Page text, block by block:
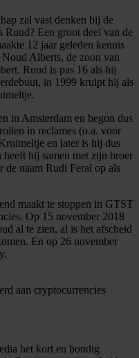
zal vast denken bij de
Ruud? Een groot deel van de
12 jaar geleden kennis
Alberts, de zoon van
Ruud is pas 16 als hij
in 1999 kruipt hij als
in Amsterdam en begon dus
in reclames (o.a. voor
en later is hij dus
heeft hij samen met zijn broer
de naam Rudi Feral op als
maakt te stoppen in GTST
Op 15 november 2018
al te zien, al is het afscheid
En op 26 november
aan cryptocurrencies
het kort en bondig